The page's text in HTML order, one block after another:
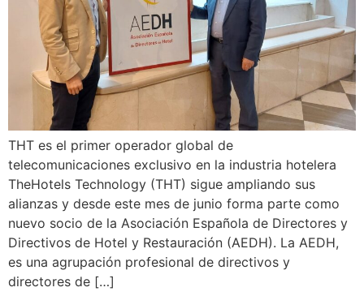
THT es el primer operador global de
telecomunicaciones exclusivo en la industria hotelera
TheHotels Technology (THT) sigue ampliando sus
alianzas y desde este mes de junio forma parte como
nuevo socio de la Asociación Española de Directores y
Directivos de Hotel y Restauración (AEDH). La AEDH,
es una agrupación profesional de directivos y
directores de […]